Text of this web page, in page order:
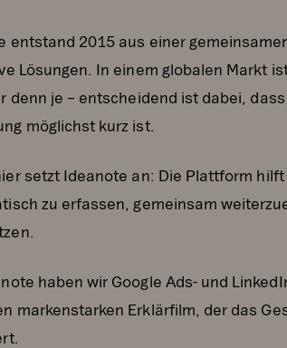
entstand 2015 aus einer
Lösungen. In einem globalen Markt
denn je – entscheidend ist dabei,
möglichst kurz ist.
setzt Ideanote an: Die Plattform
zu erfassen, gemeinsam
haben wir Google Ads- und
markenstarken Erklärfilm, der das